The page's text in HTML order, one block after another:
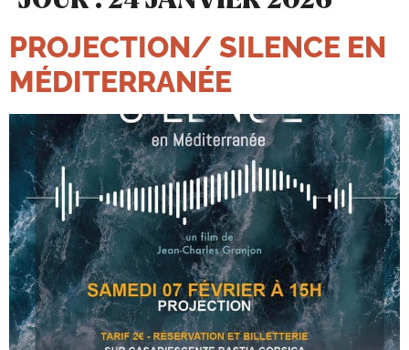
PROJECTION/ SILENCE EN
MÉDITERRANÉE